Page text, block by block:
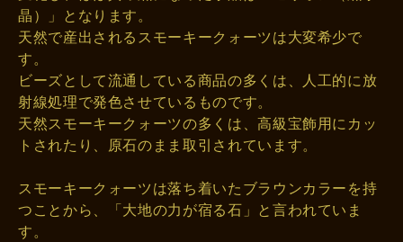
晶）」となります。
天然で産出されるスモーキークォーツは大変希少で
す。
ビーズとして流通している商品の多くは、人工的に放
射線処理で発色させているものです。
天然スモーキークォーツの多くは、高級宝飾用にカッ
トされたり、原石のまま取引されています。
スモーキークォーツは落ち着いたブラウンカラーを持
つことから、「大地の力が宿る石」と言われていま
す。